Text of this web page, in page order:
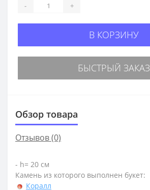
- +
В КОРЗИНУ
БЫСТРЫЙ ЗАКАЗ
Обзор товара
Отзывов (0)
- h= 20 см
Камень из которого выполнен букет:
Коралл